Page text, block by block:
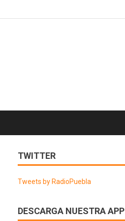
TWITTER
Tweets by RadioPuebla
DESCARGA NUESTRA APP